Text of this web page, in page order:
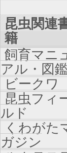
昆虫関連
籍
飼育マニ
アル・図鑑
ビークワ
昆虫フィ
ルド
くわがた
ガジン